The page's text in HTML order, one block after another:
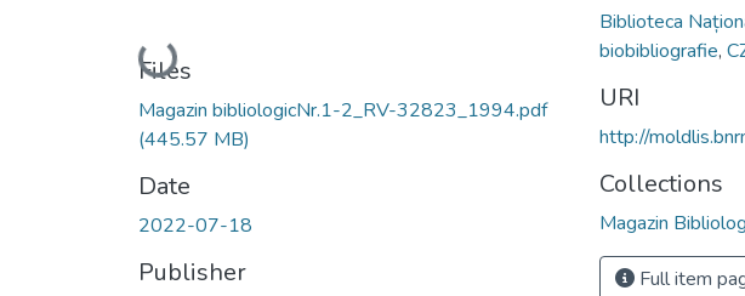
Loading...
Files
Magazin bibliologicNr.1-2_RV-32823_1994.pdf
(445.57 MB)
Date
2022-07-18
Publisher
Biblioteca
biobibliografie,
URI
http://
Collections
Magazin
Full item